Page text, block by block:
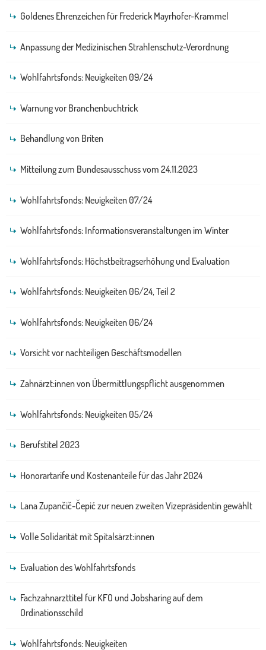
Goldenes Ehrenzeichen für Frederick Mayrhofer-Krammel
Anpassung der Medizinischen Strahlenschutz-Verordnung
Wohlfahrtsfonds: Neuigkeiten 09/24
Warnung vor Branchenbuchtrick
Behandlung von Briten
Mitteilung zum Bundesausschuss vom 24.11.2023
Wohlfahrtsfonds: Neuigkeiten 07/24
Wohlfahrtsfonds: Informationsveranstaltungen im Winter
Wohlfahrtsfonds: Höchstbeitragserhöhung und Evaluation
Wohlfahrtsfonds: Neuigkeiten 06/24, Teil 2
Wohlfahrtsfonds: Neuigkeiten 06/24
Vorsicht vor nachteiligen Geschäftsmodellen
Zahnärzt:innen von Übermittlungspflicht ausgenommen
Wohlfahrtsfonds: Neuigkeiten 05/24
Berufstitel 2023
Honorartarife und Kostenanteile für das Jahr 2024
Lana Zupančič-Čepić zur neuen zweiten Vizepräsidentin gewählt
Volle Solidarität mit Spitalsärzt:innen
Evaluation des Wohlfahrtsfonds
Fachzahnarzttitel für KFO und Jobsharing auf dem
Ordinationsschild
Wohlfahrtsfonds: Neuigkeiten